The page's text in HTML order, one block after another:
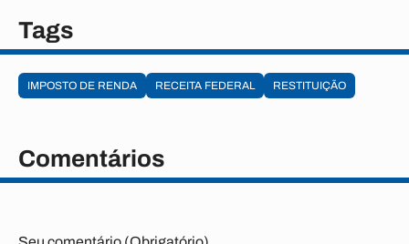
Tags
IMPOSTO DE RENDA RECEITA FEDERAL RESTITUIÇÃO
Comentários